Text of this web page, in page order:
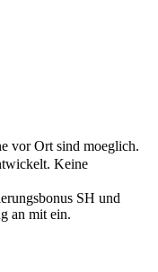
vor Ort sind moeglich.
Keine
SH und
an mit ein.